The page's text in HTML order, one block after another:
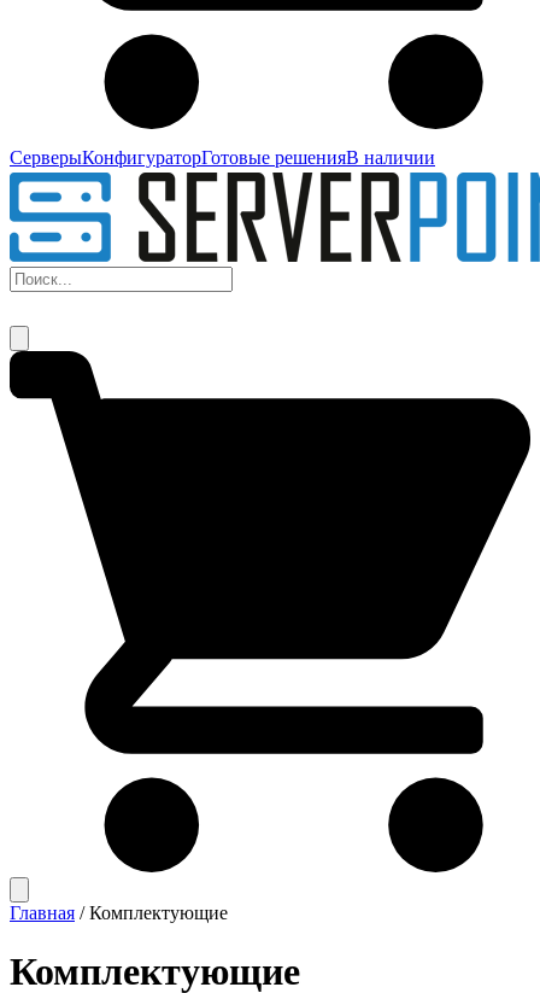
СерверыКонфигураторГотовые решенияВ наличии
Главная / Комплектующие
Комплектующие